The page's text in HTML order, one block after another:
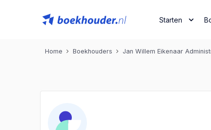
Starten
Home Boekhouders Jan Willem Eikenaar